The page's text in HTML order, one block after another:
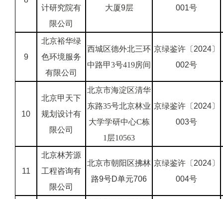
计研究院有
限公司
大厦9层
001号
9
北京裕华绿
色环境服务
有限公司
西城区德外北三环
中路甲3号419房间
京绿鉴许〔 2024〕
002号
10
北京甲天下
规划设计有
限公司
北京市海淀区清华
东路35号北京林业
大学学研中心C栋
1层10563
京绿鉴许〔 2024〕
003号
11
北京林芳源
工程咨询有
限公司
北京市朝阳区拂林
路9号D单元706
京绿鉴许〔 2024〕
004号